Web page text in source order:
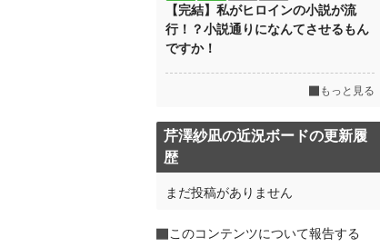
【完結】私がヒロインの小説が流
行！？小説通りになんてさせるもん
ですか！
もっと見る
芹澤紗凪の近況ボードの更新履
歴
まだ投稿がありません
このコンテンツについて報告する